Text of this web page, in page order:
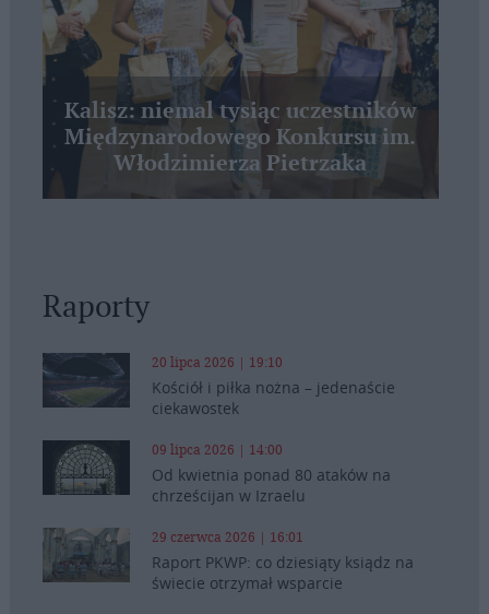
Kalisz: niemal tysiąc uczestników
Międzynarodowego Konkursu im.
Włodzimierza Pietrzaka
Raporty
20 lipca 2026 | 19:10
Kościół i piłka nożna – jedenaście
ciekawostek
09 lipca 2026 | 14:00
Od kwietnia ponad 80 ataków na
chrześcijan w Izraelu
29 czerwca 2026 | 16:01
Raport PKWP: co dziesiąty ksiądz na
świecie otrzymał wsparcie